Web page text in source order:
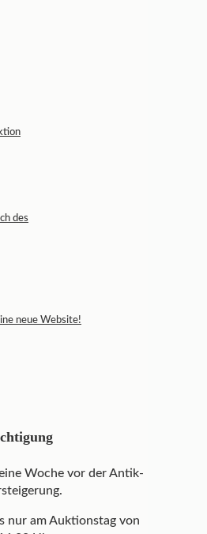
des
neue Website!
Woche vor der Antik-
nur am Auktionstag von